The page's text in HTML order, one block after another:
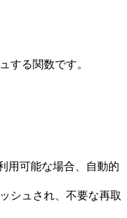
する関数です。
用可能な場合、自動的
シュされ、不要な再取